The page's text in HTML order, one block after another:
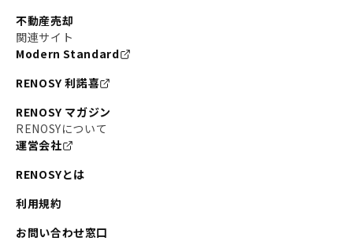
不動産売却
関連サイト
Modern Standard
RENOSY 利諾喜
RENOSY マガジン
RENOSYについて
運営会社
RENOSYとは
利用規約
お問い合わせ窓口